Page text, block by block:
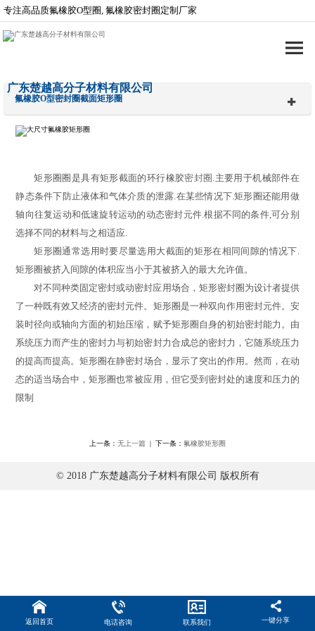
专注高品质氟橡胶O型圈, 氟橡胶密封圈定制厂家
广东楚越高分子材料有限公司
氟橡胶O型密封圈截面矩形圈
矩形圈圈是具有矩形截面的环行橡胶密封圈 .主要用于机械部件在
静态条件下防止液体和气体介质的泄露.在某些情况下.矩形圈还能用做
轴向往复运动和低速旋转运动的动态密封元件.根据不同的条件,可分别
选择不同的材料与之相适应.
矩形圈通常选用时要尽量选用大截面的矩形在相同间隙的情况下.
矩形圈被挤入间隙的体积应当小于其被挤入的最大允许值。
对不同种类固定密封或动密封应用场合， 矩形密封圈为设计者提供
了一种既有效又经济的密封元件。 矩形圈是一种双向作用密封元件。安
装时径向或轴向方面的初始压缩，赋予矩形圈自身的初始密封能力。由
系统压力而产生的密封力与初始密封力合成总的密封力，它随系统压力
的提高而提高。矩形圈在静密封场合，显示了突出的作用。然而，在动
态的适当场合中，矩形圈也常被应用，但它受到密封处的速度和压力的
限制
上一条： 无上一篇 | 下一条： 氟橡胶矩形圈
© 2018 广东楚越高分子材料有限公司 版权所有
返回首页 电话咨询 联系我们 一键分享